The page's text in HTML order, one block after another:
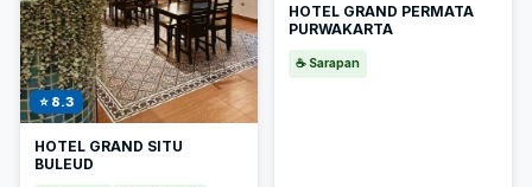
⭐ 8.3
HOTEL GRAND SITU
BULEUD
HOTEL GRAND PERMATA
PURWAKARTA
☕ Sarapan